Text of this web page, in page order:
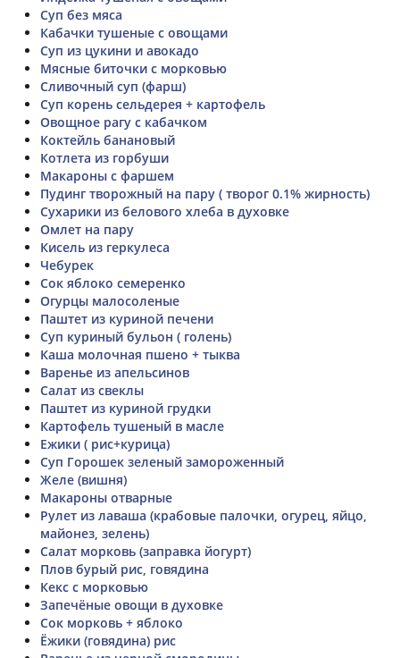
Суп без мяса
Кабачки тушеные с овощами
Суп из цукини и авокадо
Мясные биточки с морковью
Сливочный суп (фарш)
Суп корень сельдерея + картофель
Овощное рагу с кабачком
Коктейль банановый
Котлета из горбуши
Макароны с фаршем
Пудинг творожный на пару ( творог 0.1% жирность)
Сухарики из белового хлеба в духовке
Омлет на пару
Кисель из геркулеса
Чебурек
Сок яблоко семеренко
Огурцы малосоленые
Паштет из куриной печени
Суп куриный бульон ( голень)
Каша молочная пшено + тыква
Варенье из апельсинов
Салат из свеклы
Паштет из куриной грудки
Картофель тушеный в масле
Ежики ( рис+курица)
Суп Горошек зеленый замороженный
Желе (вишня)
Макароны отварные
Рулет из лаваша (крабовые палочки, огурец, яйцо,
майонез, зелень)
Салат морковь (заправка йогурт)
Плов бурый рис, говядина
Кекс с морковью
Запечёные овощи в духовке
Сок морковь + яблоко
Ёжики (говядина) рис